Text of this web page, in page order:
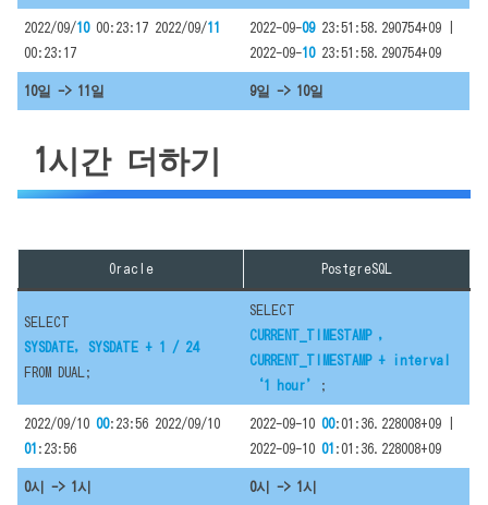
2022/09/1000:23:17 2022/09/11
00:23:17
2022-09-0923:51:58.290754+09 |
2022-09-1023:51:58.290754+09
10일 -> 11일 9일 -> 10일
1시간 더하기
Oracle PostgreSQL
SELECT
SYSDATE, SYSDATE + 1 / 24
FROM DUAL;
SELECT
CURRENT_TIMESTAMP ,
CURRENT_TIMESTAMP + interval
‘1 hour’
;
2022/09/10 00:23:56 2022/09/10
01 :23:56
2022-09-10 00:01:36.228008+09 |
2022-09-10 01 :01:36.228008+09
0시 -> 1시 0시 -> 1시